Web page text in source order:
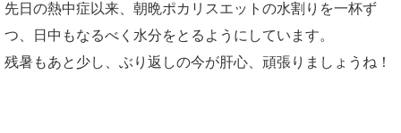
先日の熱中症以来、朝晩ポカリスエットの水割りを一杯ず
つ、日中もなるべく水分をとるようにしています。
残暑もあと少し、ぶり返しの今が肝心、頑張りましょうね！